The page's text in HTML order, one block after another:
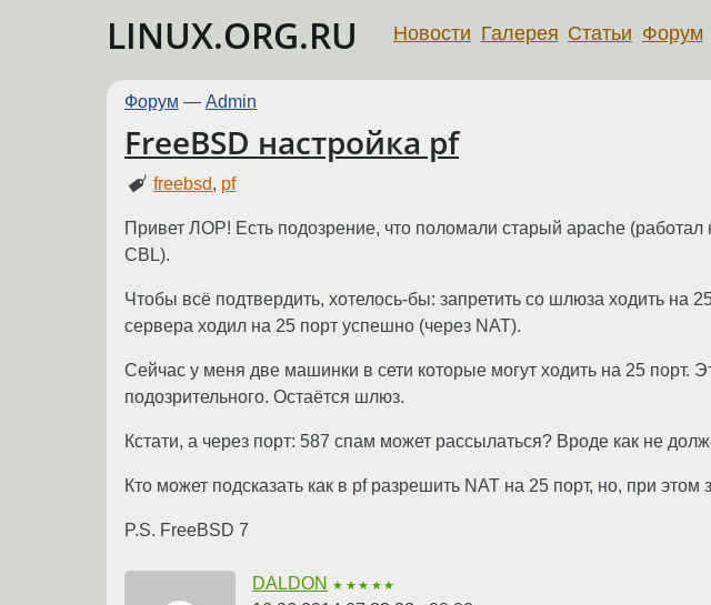
LINUX.ORG.RU Новости Галерея Статьи Форум
Форум — Admin
FreeBSD настройка pf
freebsd, pf
Привет ЛОР! Есть подозрение, что поломали старый apache
CBL).
Чтобы всё подтвердить, хотелось-бы: запретить со шлюза ходить на
сервера ходил на 25 порт успешно (через NAT).
Сейчас у меня две машинки в сети которые могут ходить на 25
подозрительного. Остаётся шлюз.
Кстати, а через порт: 587 спам может рассылаться? Вроде как не
Кто может подсказать как в pf разрешить NAT на 25 порт, но, при
P.S. FreeBSD 7
DALDON ★★★★★